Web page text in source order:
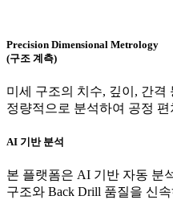
Precision Dimensional Metrology
(구조 계측)
미세 구조의 치수, 깊이, 간격
정량적으로 분석하여 공정 편
AI 기반 분석
본 플랫폼은 AI 기반 자동 분
구조와 Back Drill 품질을 신